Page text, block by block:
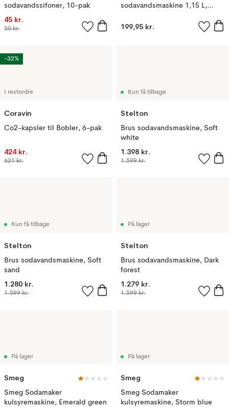
sodavandssifoner, 10-pak
45 kr.
50 kr.
sodavandsmaskine 1,15 L,
199,95 kr.
I restordre
Coravin
Co2-kapsler til Bobler, 6-pak
424 kr.
621 kr.
-32%
Kun få tilbage
Stelton
Brus sodavandsmaskine, Soft
white
1.398 kr.
1.599 kr.
Kun få tilbage
Stelton
Brus sodavandsmaskine, Soft
sand
1.280 kr.
1.599 kr.
På lager
Stelton
Brus sodavandsmaskine, Dark
forest
1.279 kr.
1.599 kr.
På lager
Smeg
Smeg Sodamaker
kulsyremaskine, Emerald green
På lager
Smeg
Smeg Sodamaker
kulsyremaskine, Storm blue